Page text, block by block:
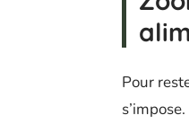
Pour